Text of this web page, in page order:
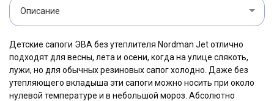
Купить в 1 клик
Описание
Детские сапоги ЭВА без утеплителя Nordman Jet отлично
подходят для весны, лета и осени, когда на улице слякоть,
лужи, но для обычных резиновых сапог холодно. Даже без
утепляющего вкладыша эти сапоги можно носить при около
нулевой температуре и в небольшой мороз. Абсолютно